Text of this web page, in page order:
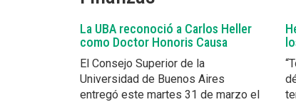
La UBA reconoció a Carlos Heller
como Doctor Honoris Causa
El Consejo Superior de la
Universidad de Buenos Aires
entregó este martes 31 de marzo el